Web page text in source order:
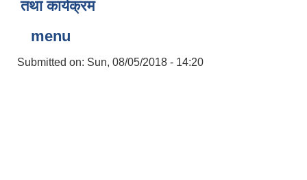
तथा कार्यक्रम
menu
Submitted on: Sun, 08/05/2018 - 14:20